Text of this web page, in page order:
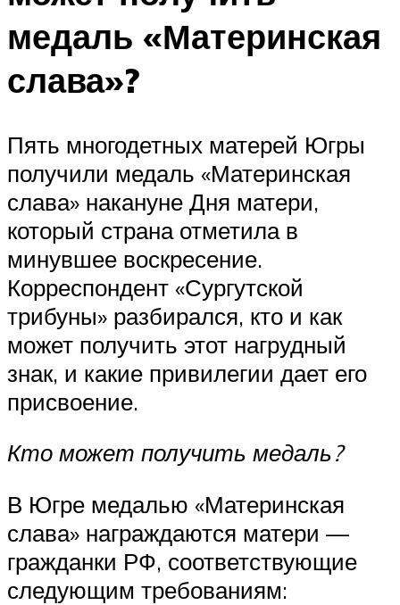
медаль «Материнская
слава»?
Пять многодетных матерей Югры
получили медаль «Материнская
слава» накануне Дня матери,
который страна отметила в
минувшее воскресение.
Корреспондент «Сургутской
трибуны» разбирался, кто и как
может получить этот нагрудный
знак, и какие привилегии дает его
присвоение.
Кто может получить медаль?
В Югре медалью «Материнская
слава» награждаются матери —
гражданки РФ, соответствующие
следующим требованиям: